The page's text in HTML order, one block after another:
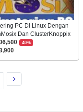
PC Di Linux Dengan
Dan ClusterKnoppix
40%